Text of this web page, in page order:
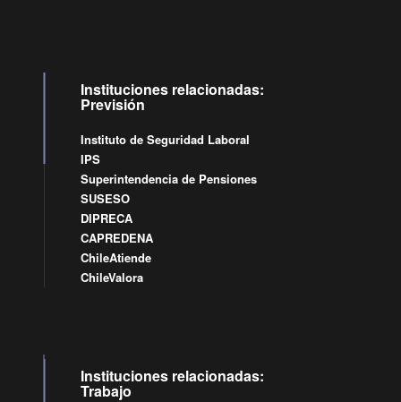
Instituciones relacionadas:
Previsión
Instituto de Seguridad Laboral
IPS
Superintendencia de Pensiones
SUSESO
DIPRECA
CAPREDENA
ChileAtiende
ChileValora
Instituciones relacionadas:
Trabajo